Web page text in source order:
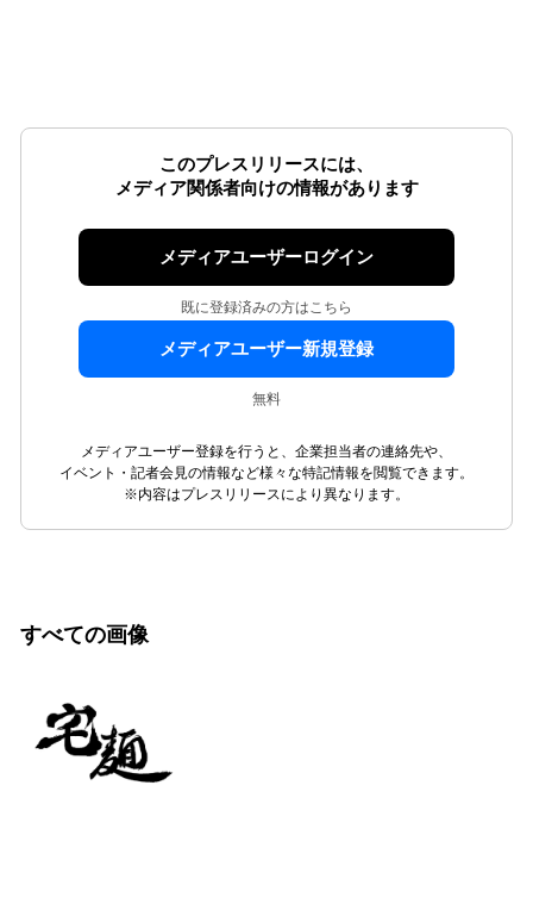
このプレスリリースには、
メディア関係者向けの情報があります
メディアユーザーログイン
既に登録済みの方はこちら
メディアユーザー新規登録
無料
メディアユーザー登録を行うと、企業担当者の連絡先や、
イベント・記者会見の情報など様々な特記情報を閲覧できます。
※内容はプレスリリースにより異なります。
すべての画像